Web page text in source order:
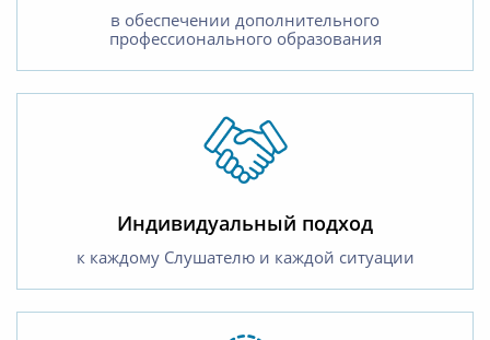
в обеспечении дополнительного
профессионального образования
Индивидуальный подход
к каждому Слушателю и каждой ситуации